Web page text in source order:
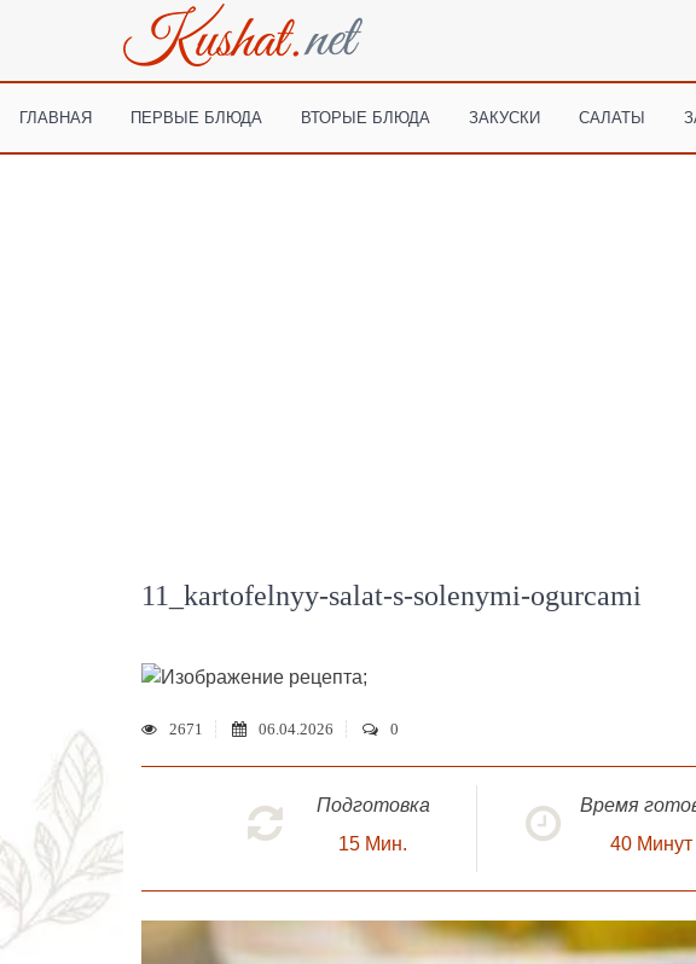
ГЛАВНАЯ ПЕРВЫЕ БЛЮДА ВТОРЫЕ БЛЮДА ЗАКУСКИ САЛАТЫ
11_kartofelnyy-salat-s-solenymi-ogurcami
;
2671 06.04.2026 0
Подготовка
15 Мин.
Время
40 Минут